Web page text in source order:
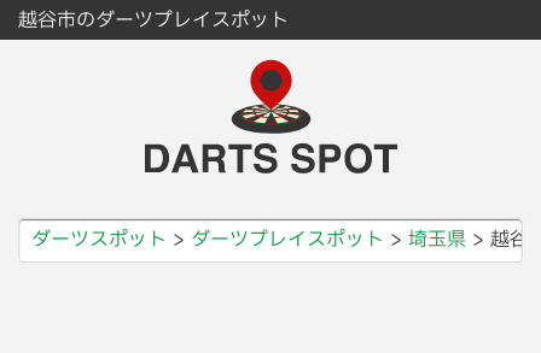
越谷市のダーツプレイスポット
ダーツスポット ダーツプレイスポット 埼玉県 越谷